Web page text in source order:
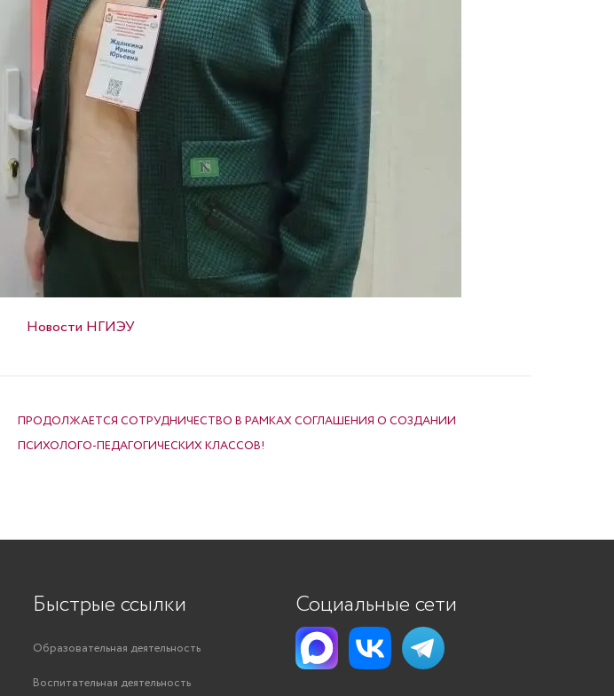
Новости НГИЭУ
ПРОДОЛЖАЕТСЯ СОТРУДНИЧЕСТВО В РАМКАХ СОГЛАШЕНИЯ О СОЗДАНИИ
ПСИХОЛОГО-ПЕДАГОГИЧЕСКИХ КЛАССОВ!
Быстрые ссылки
Образовательная деятельность
Воспитательная деятельность
Социальные сети